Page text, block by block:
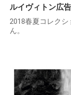
ルイヴィトン広
2018春夏コレク
ん。